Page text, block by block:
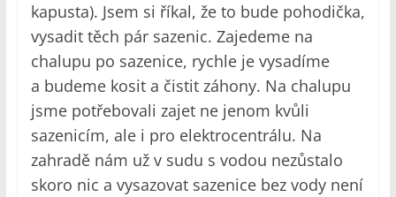
kapusta). Jsem si říkal, že to bude pohodička,
vysadit těch pár sazenic. Zajedeme na
chalupu po sazenice, rychle je vysadíme
a budeme kosit a čistit záhony. Na chalupu
jsme potřebovali zajet ne jenom kvůli
sazenicím, ale i pro elektrocentrálu. Na
zahradě nám už v sudu s vodou nezůstalo
skoro nic a vysazovat sazenice bez vody není